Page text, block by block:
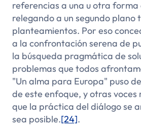
referencias a una u otra
relegando a un segundo plano
planteamientos. Por eso
a la confrontación serena de
la búsqueda pragmática de
problemas que todos
"Un alma para Europa" puso
de este enfoque, y otras
que la práctica del diálogo se
sea posible.[24].